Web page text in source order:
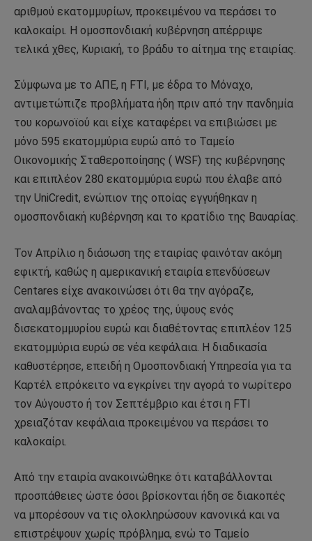
αριθμού εκατομμυρίων, προκειμένου να περάσει το
καλοκαίρι. Η ομοσπονδιακή κυβέρνηση απέρριψε
τελικά χθες, Κυριακή, το βράδυ το αίτημα της εταιρίας.
Σύμφωνα με το ΑΠΕ, η FTI, με έδρα το Μόναχο,
αντιμετώπιζε προβλήματα ήδη πριν από την πανδημία
του κορωνοϊού και είχε καταφέρει να επιβιώσει με
μόνο 595 εκατομμύρια ευρώ από το Ταμείο
Οικονομικής Σταθεροποίησης ( WSF) της κυβέρνησης
και επιπλέον 280 εκατομμύρια ευρώ που έλαβε από
την UniCredit, ενώπιον της οποίας εγγυήθηκαν η
ομοσπονδιακή κυβέρνηση και το κρατίδιο της Βαυαρίας.
Τον Απρίλιο η διάσωση της εταιρίας φαινόταν ακόμη
εφικτή, καθώς η αμερικανική εταιρία επενδύσεων
Centares είχε ανακοινώσει ότι θα την αγόραζε,
αναλαμβάνοντας το χρέος της, ύψους ενός
δισεκατομμυρίου ευρώ και διαθέτοντας επιπλέον 125
εκατομμύρια ευρώ σε νέα κεφάλαια. Η διαδικασία
καθυστέρησε, επειδή η Ομοσπονδιακή Υπηρεσία για τα
Καρτέλ επρόκειτο να εγκρίνει την αγορά το νωρίτερο
τον Αύγουστο ή τον Σεπτέμβριο και έτσι η FTI
χρειαζόταν κεφάλαια προκειμένου να περάσει το
καλοκαίρι.
Από την εταιρία ανακοινώθηκε ότι καταβάλλονται
προσπάθειες ώστε όσοι βρίσκονται ήδη σε διακοπές
να μπορέσουν να τις ολοκληρώσουν κανονικά και να
επιστρέψουν χωρίς πρόβλημα, ενώ το Ταμείο